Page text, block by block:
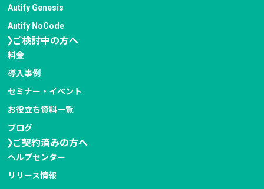
Autify Genesis
Autify NoCode
ご検討中の方へ
料金
導入事例
セミナー・イベント
お役立ち資料一覧
ブログ
ご契約済みの方へ
ヘルプセンター
リリース情報